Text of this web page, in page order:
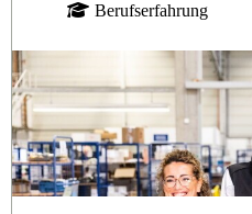
Berufserfahrung